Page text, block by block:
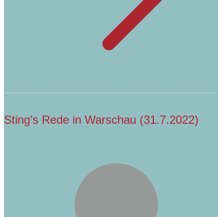
Sting’s Rede in Warschau (31.7.2022)